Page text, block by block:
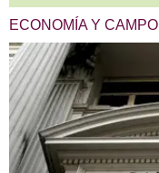
ECONOMÍA Y CAMPO